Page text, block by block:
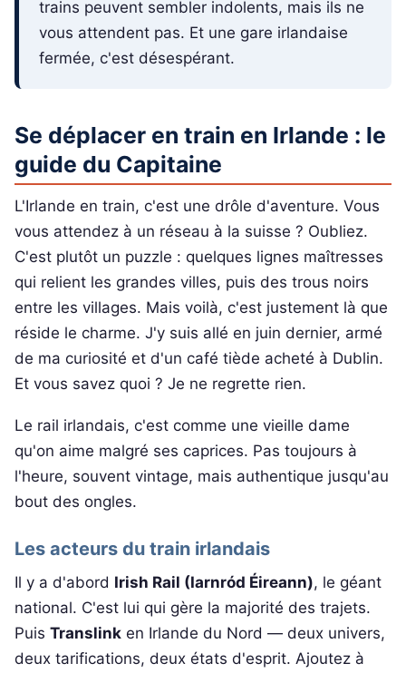
trains peuvent sembler indolents, mais ils ne
vous attendent pas. Et une gare irlandaise
fermée, c'est désespérant.
Se déplacer en train en Irlande : le
guide du Capitaine
L'Irlande en train, c'est une drôle d'aventure. Vous
vous attendez à un réseau à la suisse ? Oubliez.
C'est plutôt un puzzle : quelques lignes maîtresses
qui relient les grandes villes, puis des trous noirs
entre les villages. Mais voilà, c'est justement là que
réside le charme. J'y suis allé en juin dernier, armé
de ma curiosité et d'un café tiède acheté à Dublin.
Et vous savez quoi ? Je ne regrette rien.
Le rail irlandais, c'est comme une vieille dame
qu'on aime malgré ses caprices. Pas toujours à
l'heure, souvent vintage, mais authentique jusqu'au
bout des ongles.
Les acteurs du train irlandais
Il y a d'abord Irish Rail (Iarnród Éireann), le géant
national. C'est lui qui gère la majorité des trajets.
Puis Translink en Irlande du Nord — deux univers,
deux tarifications, deux états d'esprit. Ajoutez à